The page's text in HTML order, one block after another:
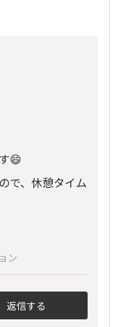
😄
で、休憩タイム
ン
返信する